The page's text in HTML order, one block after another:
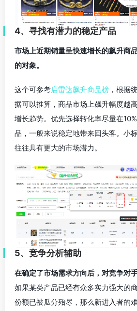
4、寻找有潜力的稳定产品
市场上近期销量呈快速增长的飙升商
的对象。
这个可参考店雷达飙升商品榜 ，根据
据可以推算，商品市场上飙升幅度越
增长趋势。优先选择转化率尽量在
品，一般来说稳定地带来回头客。小
往往具有更大的市场潜力。
5、竞争分析辅助
在确定了市场需求方向后，对竞争对
如果某类产品已经有众多实力强大的
份额已被瓜分殆尽，那么新进入者的